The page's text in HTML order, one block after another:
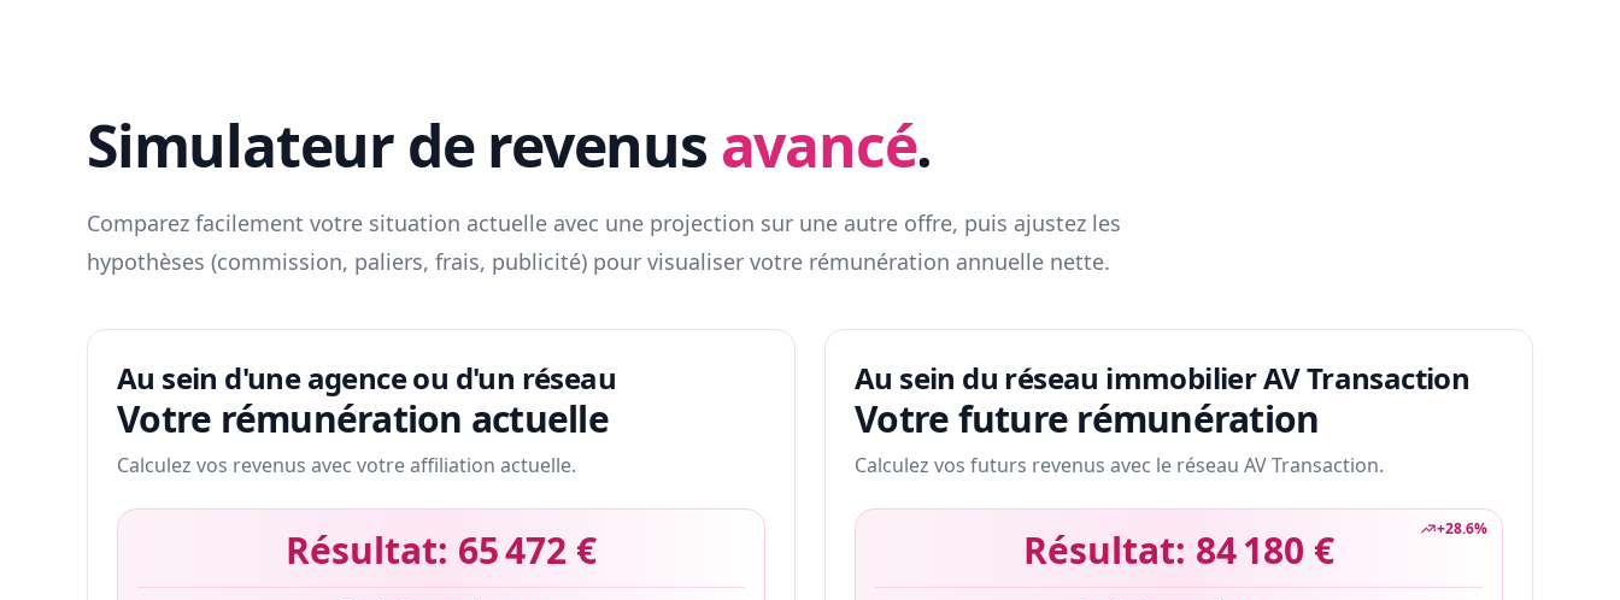
Simulateur de revenus avancé.
Comparez facilement votre situation actuelle avec une projection sur une autre offre, puis ajustez les
hypothèses (commission, paliers, frais, publicité) pour visualiser votre rémunération annuelle nette.
Au sein d'une agence ou d'un réseau
Votre rémunération actuelle
Calculez vos revenus avec votre affiliation actuelle.
Résultat: 65 472 €
Au sein du réseau immobilier AV Transaction
Votre future rémunération
Calculez vos futurs revenus avec le réseau AV Transaction.
+28.6%
Résultat: 84 180 €